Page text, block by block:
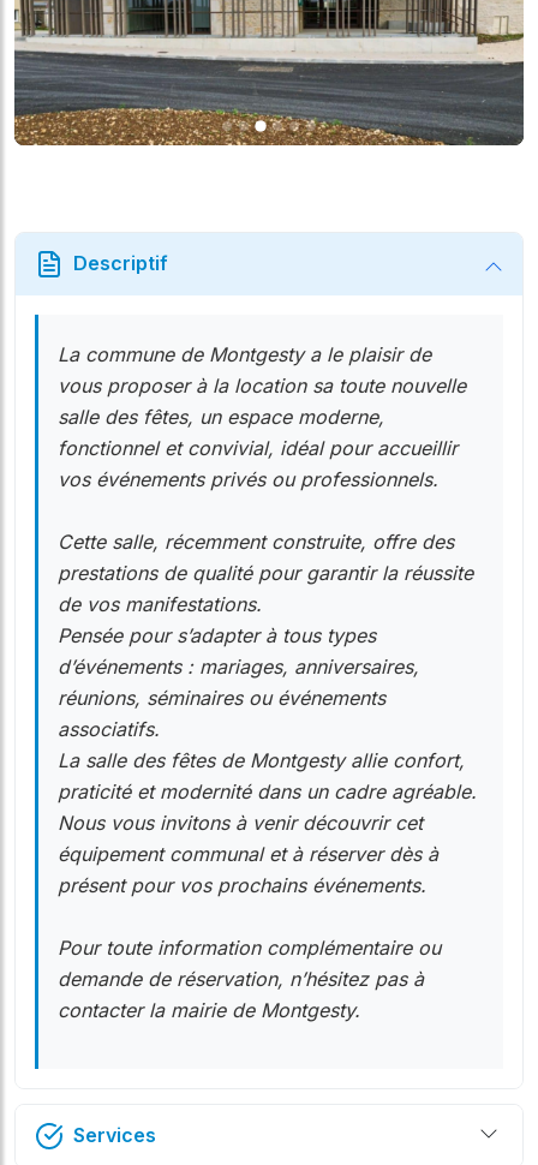
Descriptif
La commune de Montgesty a le plaisir de
vous proposer à la location sa toute nouvelle
salle des fêtes, un espace moderne,
fonctionnel et convivial, idéal pour accueillir
vos événements privés ou professionnels.
Cette salle, récemment construite, offre des
prestations de qualité pour garantir la réussite
de vos manifestations.
Pensée pour s’adapter à tous types
d’événements : mariages, anniversaires,
réunions, séminaires ou événements
associatifs.
La salle des fêtes de Montgesty allie confort,
praticité et modernité dans un cadre agréable.
Nous vous invitons à venir découvrir cet
équipement communal et à réserver dès à
présent pour vos prochains événements.
Pour toute information complémentaire ou
demande de réservation, n’hésitez pas à
contacter la mairie de Montgesty.
Services